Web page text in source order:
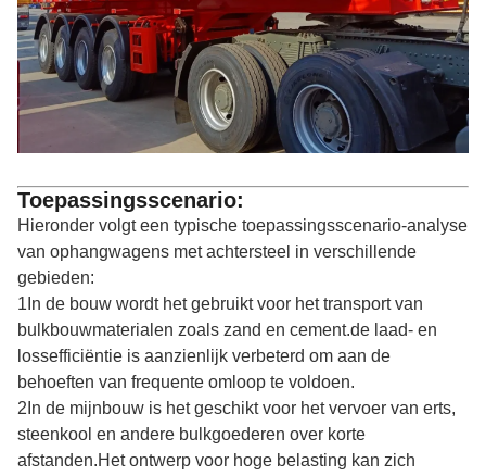
Toepassingsscenario:
Hieronder volgt een typische toepassingsscenario-analyse
van ophangwagens met achtersteel in verschillende
gebieden:
1In de bouw wordt het gebruikt voor het transport van
bulkbouwmaterialen zoals zand en cement.de laad- en
lossefficiëntie is aanzienlijk verbeterd om aan de
behoeften van frequente omloop te voldoen.
2In de mijnbouw is het geschikt voor het vervoer van erts,
steenkool en andere bulkgoederen over korte
afstanden.Het ontwerp voor hoge belasting kan zich